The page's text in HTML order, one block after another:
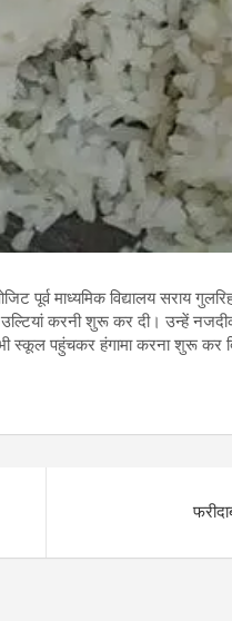
पूर्व माध्यमिक विद्यालय सराय
करनी शुरू कर दी। उन्हें
स्कूल पहुंचकर हंगामा करना शुरू कर